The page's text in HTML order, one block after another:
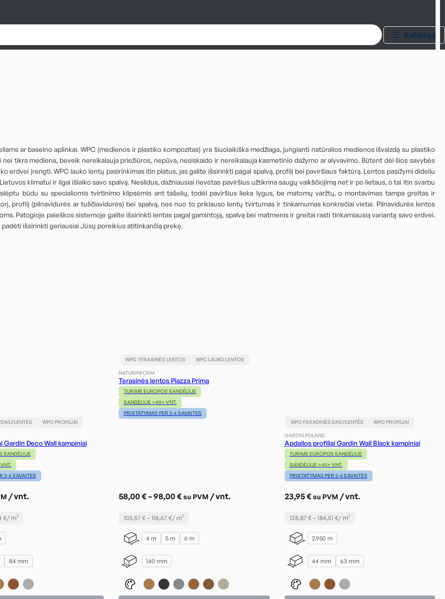
Katalogas
ar baseino aplinkai. WPC (medienos ir plastiko kompozitas) yra šiuolaikiška medžiaga, jungianti natūralios medienos išvaizdą su plastiko
tikra mediena, beveik nereikalauja priežiūros, nepūva, nesiskaido ir nereikalauja kasmetinio dažymo ar alyvavimo. Būtent dėl šios savybės
erdvei įrengti. WPC lauko lentų pasirinkimas itin platus, jas galite išsirinkti pagal spalvą, profilį bei paviršiaus faktūrą. Lentos pasižymi dideliu
klimatui ir ilgai išlaiko savo spalvą. Neslidus, dažniausiai rievėtas paviršius užtikrina saugų vaikščiojimą net ir po lietaus, o tai itin svarbu
būdu su specialiomis tvirtinimo klipsėmis ant tašelių, todėl paviršius lieka lygus, be matomų varžtų, o montavimas tampa greitas ir
profilį (pilnavidurės ar tuščiavidurės) bei spalvą, nes nuo to priklauso lentų tvirtumas ir tinkamumas konkrečiai vietai. Pilnavidurės lentos
Patogioje paieškos sistemoje galite išsirinkti lentas pagal gamintoją, spalvą bei matmenis ir greitai rasti tinkamiausią variantą savo erdvei.
išsirinkti geriausiai Jūsų poreikius atitinkančią prekę.
WPC PROFILIAI
Gardin Deco Wall kampiniai
SANDĖLYJE
2-4 SAVAITES
/ vnt.
€/ m²
84 mm
WPC TERASINĖS LENTOS WPC LAUKO LENTOS
NATURINFORM
Terasinės lentos Piazza Prima
TURIME EUROPOS SANDĖLYJE
SANDĖLYJE >40+ VNT.
PRISTATYMAS PER 2-4 SAVAITES
58,00€–98,00€Price
58,00 €
through
su PVM / vnt.
103,57€–116,67€/ m²
4 m 5 m 6 m
140 mm
WPC FASADINĖS DAILYLENTĖS WPC PROFILIAI
GARDIN POLAND
Apdailos profiliai Gardin Wall Black kampiniai
TURIME EUROPOS SANDĖLYJE
SANDĖLYJE >40+ VNT.
PRISTATYMAS PER 2-4 SAVAITES
23,95€ su PVM / vnt.
128,87€–184,51 €/ m²
2.950 m
44 mm 63 mm